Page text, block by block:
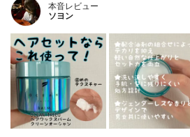
本音レビュー
ソヨン